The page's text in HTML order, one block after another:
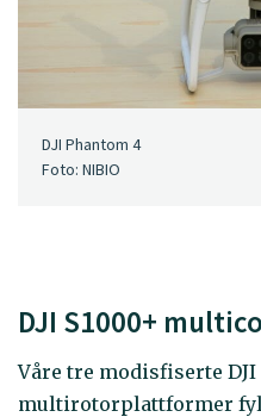
DJI Phantom 4
Foto: NIBIO
DJI S1000+
Våre tre modisfiserte DJI
multirotorplattformer